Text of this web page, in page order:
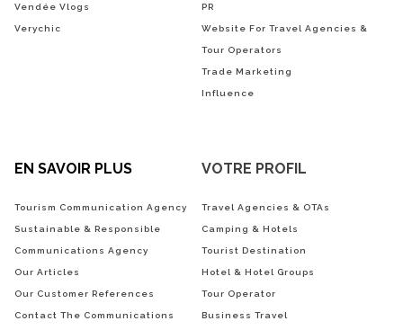
Vendée Vlogs
Verychic
PR
Website For Travel Agencies &
Tour Operators
Trade Marketing
Influence
EN SAVOIR PLUS
Tourism Communication Agency
Sustainable & Responsible
Communications Agency
Our Articles
Our Customer References
Contact The Communications
VOTRE PROFIL
Travel Agencies & OTAs
Camping & Hotels
Tourist Destination
Hotel & Hotel Groups
Tour Operator
Business Travel